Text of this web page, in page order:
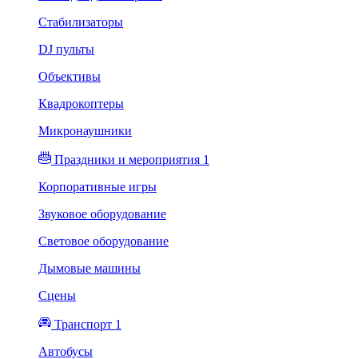
Стабилизаторы
DJ пульты
Объективы
Квадрокоптеры
Микронаушники
Праздники и мероприятия 1
Корпоративные игры
Звуковое оборудование
Световое оборудование
Дымовые машины
Сцены
Транспорт 1
Автобусы